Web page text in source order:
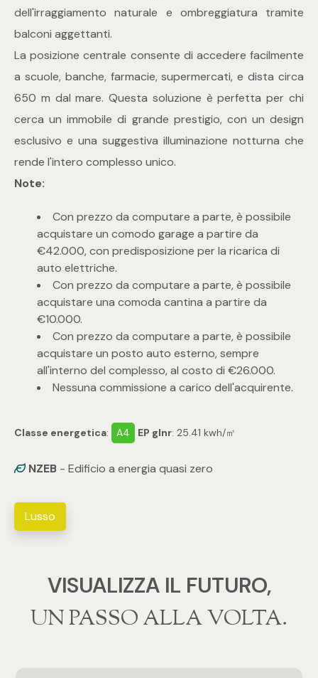
dell'irraggiamento naturale e ombreggiatura tramite
balconi aggettanti.
La posizione centrale consente di accedere facilmente
a scuole, banche, farmacie, supermercati, e dista circa
650 m dal mare. Questa soluzione è perfetta per chi
cerca un immobile di grande prestigio, con un design
esclusivo e una suggestiva illuminazione notturna che
rende l'intero complesso unico.
Note:
Con prezzo da computare a parte, è possibile
acquistare un comodo garage a partire da
€42.000, con predisposizione per la ricarica di
auto elettriche.
Con prezzo da computare a parte, è possibile
acquistare una comoda cantina a partire da
€10.000.
Con prezzo da computare a parte, è possibile
acquistare un posto auto esterno, sempre
all'interno del complesso, al costo di €26.000.
Nessuna commissione a carico dell'acquirente.
Classe energetica: A4 EP glnr: 25.41 kwh/㎡
NZEB - Edificio a energia quasi zero
Lusso
VISUALIZZA IL FUTURO,
‍‍UN PASSO ALLA VOLTA.
5+
Qualsiasi
2
3
Camere
Qualsiasi
1